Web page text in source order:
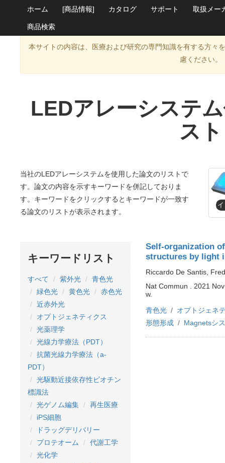
ホーム [商品情報] カタログ サポート 取扱メー
商品検索
本サイトの内容は、医療および研究の専門知識を有する方々
慮ください。
LEDアレーシステ
スト
当社のLEDアレーシステムを使用した論文のリストで
す。論文の内容を示すキーワードを併記しておりま
す。キーワードをクリックするとキーワードが一致す
る論文のリストが表示されます。
キーワードリスト
すべて 紫外光
青色光
緑色光
黄色光
赤色光
近赤外光
オプトジェネティクス
光薬理学
光線力学療法（PDT）
抗菌光線力学療法（a-
PDT）
光駆動近接依存性ビオチン
標識法
光ゲノム編集
再生医療
iPS細胞
ドラッグデリバリー
プロテオーム
代謝工学
光化学
Self-organization
structures by light
Riccardo De Santis,
Nat Commun . 2021
w.
青色光
オプトジェネ
形態形成
Magnetsシ